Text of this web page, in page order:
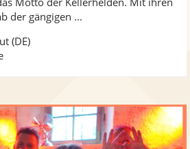
der gängigen ...
(DE)